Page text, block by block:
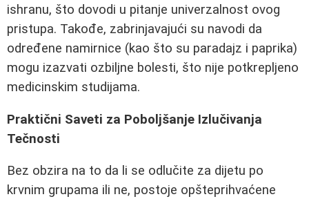
ishranu, što dovodi u pitanje univerzalnost ovog
pristupa. Takođe, zabrinjavajući su navodi da
određene namirnice (kao što su paradajz i paprika)
mogu izazvati ozbiljne bolesti, što nije potkrepljeno
medicinskim studijama.
Praktični Saveti za Poboljšanje Izlučivanja
Tečnosti
Bez obzira na to da li se odlučite za dijetu po
krvnim grupama ili ne, postoje opšteprihvaćene